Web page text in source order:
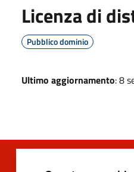
Licenza di
Pubblico dominio
Ultimo aggiornamento: 8